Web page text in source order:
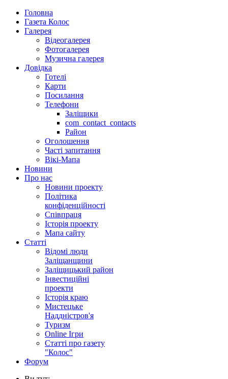
Головна
Газета Колос
Галерея
Відеогалерея
Фотогалерея
Музична галерея
Довідка
Готелі
Карти
Посилання
Телефони
Заліщики
com_contact_contacts
Район
Оголошення
Часті запитання
Вікі-Мапа
Новини
Про нас
Новини проекту
Політика
конфіденційності
Співпраця
Історія проекту
Мапа сайту
Статті
Відомі люди
Заліщанщини
Заліщицький район
Інвестиційні
проекти
Історія краю
Мистецьке
Наддністров'я
Туризм
Online Ігри
Статті про газету
"Колос"
Форум